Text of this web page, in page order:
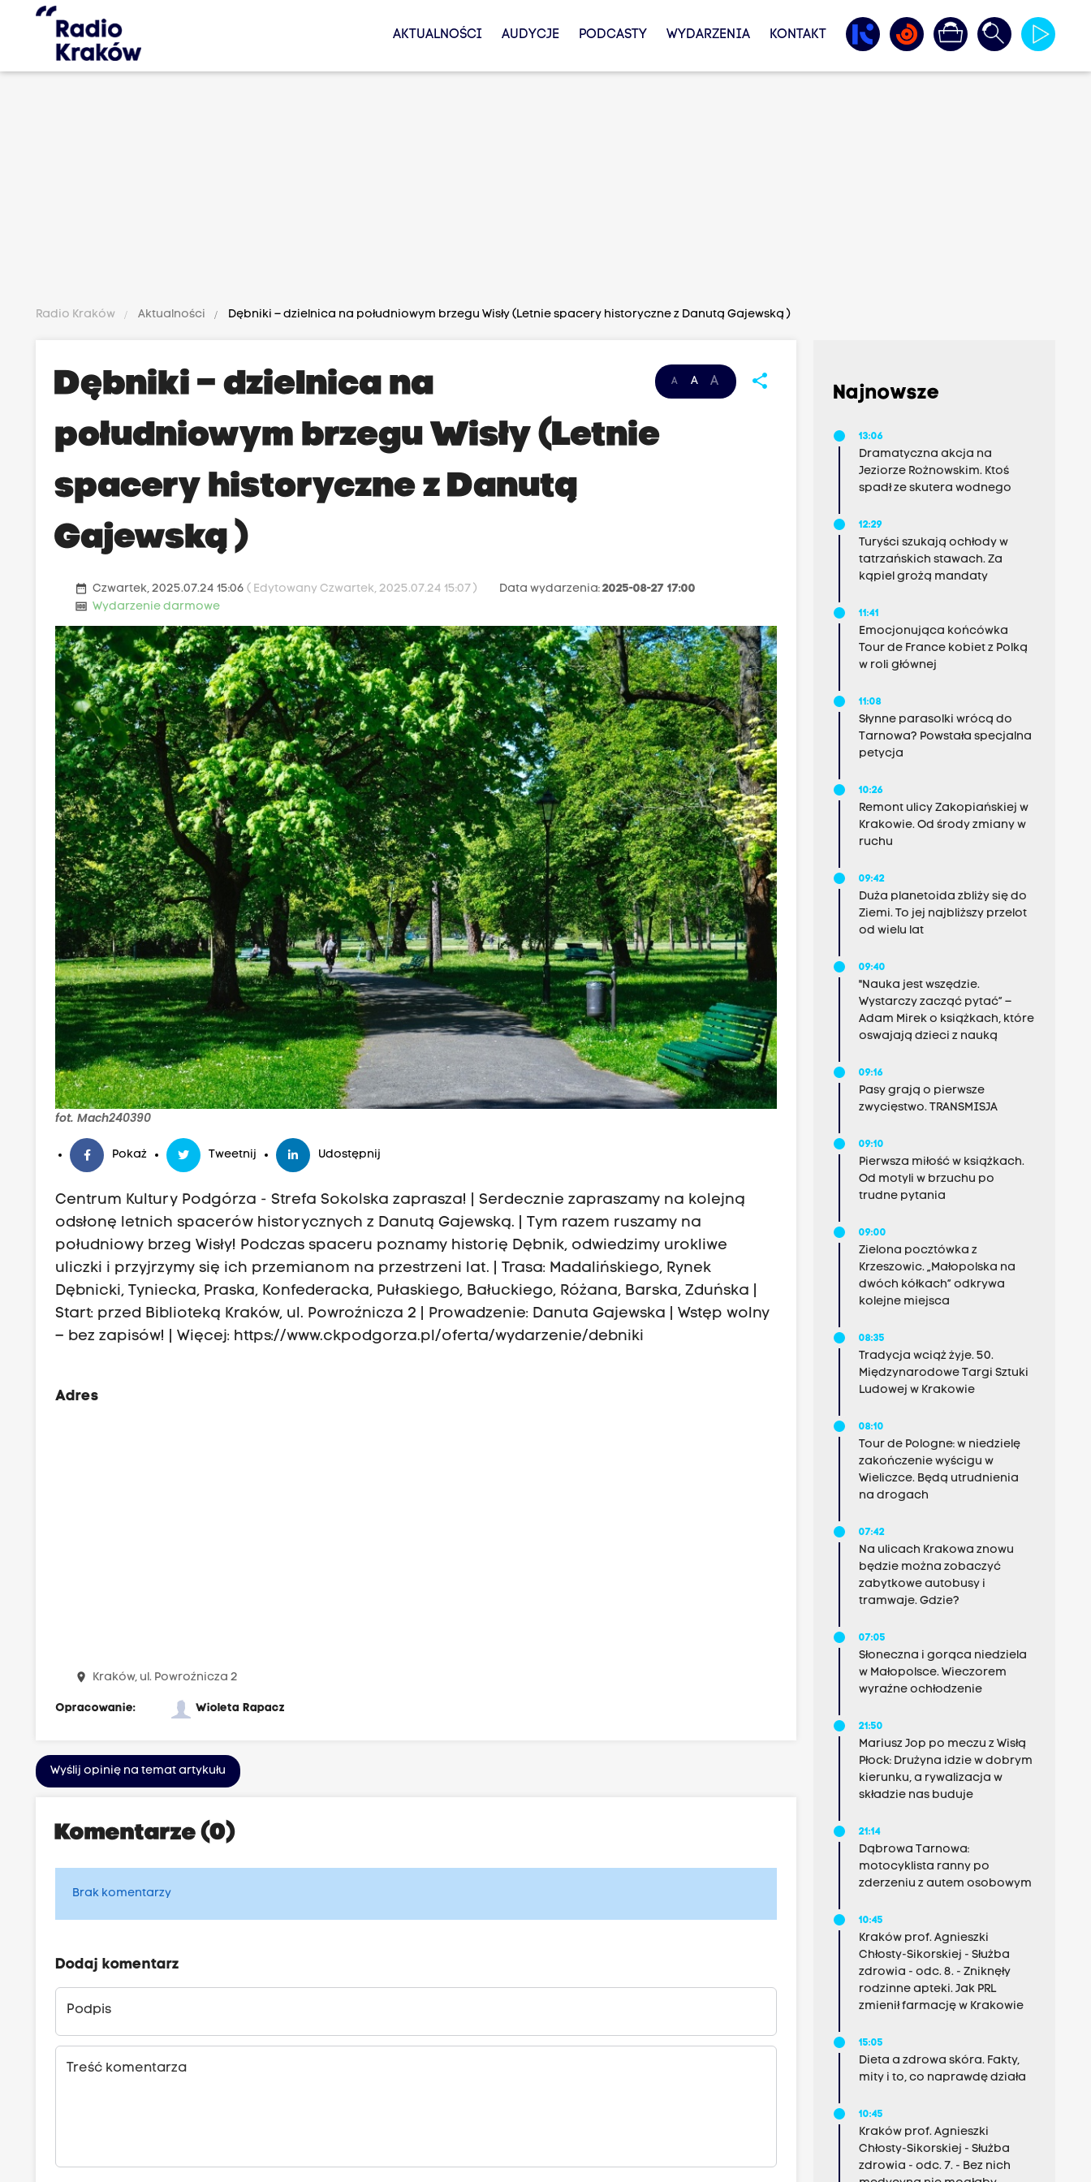
AKTUALNOŚCI AUDYCJE PODCASTY WYDARZENIA KONTAKT
Radio Kraków Aktualności Dębniki – dzielnica na południowym brzegu Wisły (Letnie spacery historyczne z Danutą Gajewską )
A A A share
Dębniki – dzielnica na
południowym brzegu Wisły (Letnie
spacery historyczne z Danutą
Gajewską )
date_range Czwartek, 2025.07.24 15:06( Edytowany Czwartek, 2025.07.24 15:07 ) Data wydarzenia:2025-08-27 17:00
money Wydarzenie darmowe
fot. Mach240390
Pokaż Tweetnij Udostępnij
Centrum Kultury Podgórza - Strefa Sokolska zaprasza! | Serdecznie zapraszamy na kolejną
odsłonę letnich spacerów historycznych z Danutą Gajewską. | Tym razem ruszamy na
południowy brzeg Wisły! Podczas spaceru poznamy historię Dębnik, odwiedzimy urokliwe
uliczki i przyjrzymy się ich przemianom na przestrzeni lat. | Trasa: Madalińskiego, Rynek
Dębnicki, Tyniecka, Praska, Konfederacka, Pułaskiego, Bałuckiego, Różana, Barska, Zduńska |
Start: przed Biblioteką Kraków, ul. Powroźnicza 2 | Prowadzenie: Danuta Gajewska | Wstęp wolny
– bez zapisów! | Więcej: https://www.ckpodgorza.pl/oferta/wydarzenie/debniki
Adres
place Kraków, ul. Powroźnicza 2
Opracowanie: Wioleta Rapacz
Wyślij opinię na temat artykułu
Komentarze (0)
Brak komentarzy
Dodaj komentarz
Podpis
Treść komentarza
Najnowsze
13:06
Dramatyczna akcja na
Jeziorze Rożnowskim. Ktoś
spadł ze skutera wodnego
12:29
Turyści szukają ochłody w
tatrzańskich stawach. Za
kąpiel grożą mandaty
11:41
Emocjonująca końcówka
Tour de France kobiet z Polką
w roli głównej
11:08
Słynne parasolki wrócą do
Tarnowa? Powstała specjalna
petycja
10:26
Remont ulicy Zakopiańskiej w
Krakowie. Od środy zmiany w
ruchu
09:42
Duża planetoida zbliży się do
Ziemi. To jej najbliższy przelot
od wielu lat
09:40
"Nauka jest wszędzie.
Wystarczy zacząć pytać” –
Adam Mirek o książkach, które
oswajają dzieci z nauką
09:16
Pasy grają o pierwsze
zwycięstwo. TRANSMISJA
09:10
Pierwsza miłość w książkach.
Od motyli w brzuchu po
trudne pytania
09:00
Zielona pocztówka z
Krzeszowic. „Małopolska na
dwóch kółkach” odkrywa
kolejne miejsca
08:35
Tradycja wciąż żyje. 50.
Międzynarodowe Targi Sztuki
Ludowej w Krakowie
08:10
Tour de Pologne: w niedzielę
zakończenie wyścigu w
Wieliczce. Będą utrudnienia
na drogach
07:42
Na ulicach Krakowa znowu
będzie można zobaczyć
zabytkowe autobusy i
tramwaje. Gdzie?
07:05
Słoneczna i gorąca niedziela
w Małopolsce. Wieczorem
wyraźne ochłodzenie
21:50
Mariusz Jop po meczu z Wisłą
Płock: Drużyna idzie w dobrym
kierunku, a rywalizacja w
składzie nas buduje
21:14
Dąbrowa Tarnowa:
motocyklista ranny po
zderzeniu z autem osobowym
10:45
Kraków prof. Agnieszki
Chłosty-Sikorskiej - Służba
zdrowia - odc. 8. - Zniknęły
rodzinne apteki. Jak PRL
zmienił farmację w Krakowie
15:05
Dieta a zdrowa skóra. Fakty,
mity i to, co naprawdę działa
10:45
Kraków prof. Agnieszki
Chłosty-Sikorskiej - Służba
zdrowia - odc. 7. - Bez nich